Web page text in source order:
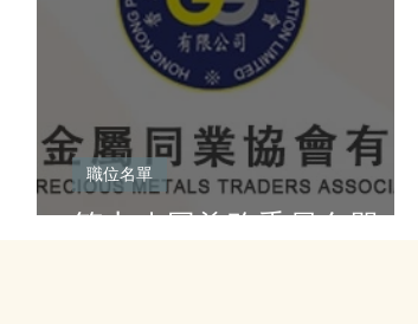
第十八屆義務委員名單
職位名單